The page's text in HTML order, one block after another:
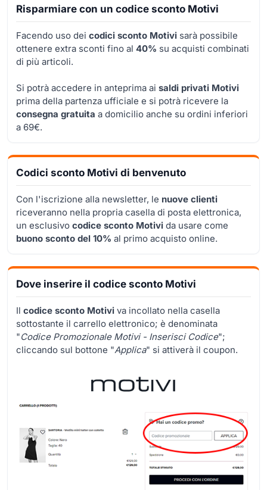
Risparmiare con un codice sconto Motivi
Facendo uso dei codici sconto Motivi sarà possibile
ottenere extra sconti fino al 40% su acquisti combinati
di più articoli.
Si potrà accedere in anteprima ai saldi privati Motivi
prima della partenza ufficiale e si potrà ricevere la
consegna gratuita a domicilio anche su ordini inferiori
a 69€.
Codici sconto Motivi di benvenuto
Con l'iscrizione alla newsletter, le nuove clienti
riceveranno nella propria casella di posta elettronica,
un esclusivo codice sconto Motivi da usare come
buono sconto del 10% al primo acquisto online.
Dove inserire il codice sconto Motivi
Il codice sconto Motivi va incollato nella casella
sottostante il carrello elettronico; è denominata
"Codice Promozionale Motivi - Inserisci Codice";
cliccando sul bottone "Applica" si attiverà il coupon.